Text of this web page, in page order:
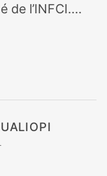
de l’INFCI....